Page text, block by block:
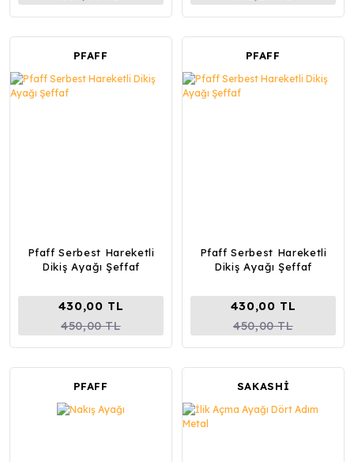
PFAFF
Pfaff Serbest Hareketli
Dikiş Ayağı Şeffaf
430,00 TL
450,00 TL
PFAFF
Pfaff Serbest Hareketli
Dikiş Ayağı Şeffaf
430,00 TL
450,00 TL
PFAFF SAKASHİ